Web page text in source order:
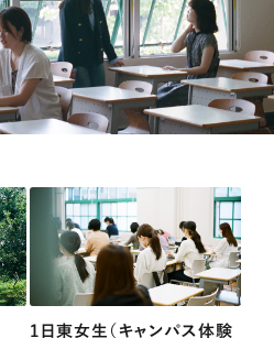
1日東女生（キャンパス体験